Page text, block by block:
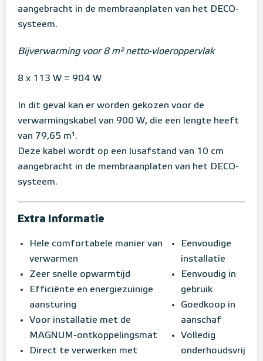
aangebracht in de membraanplaten van het DECO-
systeem.
Bijverwarming voor 8 m² netto-vloeroppervlak
8 x 113 W = 904 W
In dit geval kan er worden gekozen voor de
verwarmingskabel van 900 W, die een lengte heeft
van 79,65 m¹.
Deze kabel wordt op een lusafstand van 10 cm
aangebracht in de membraanplaten van het DECO-
systeem.
Extra Informatie
Hele comfortabele manier van
verwarmen
Zeer snelle opwarmtijd
Efficiënte en energiezuinige
aansturing
Voor installatie met de
MAGNUM-ontkoppelingsmat
Direct te verwerken met
Eenvoudige
installatie
Eenvoudig in
gebruik
Goedkoop in
aanschaf
Volledig
onderhoudsvrij